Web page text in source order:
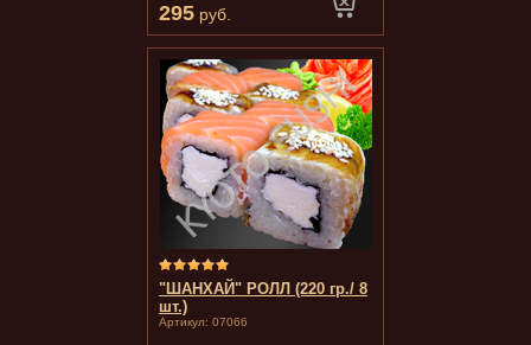
295 руб.
"ШАНХАЙ" РОЛЛ (220 гр./ 8
шт.)
Артикул: 07066